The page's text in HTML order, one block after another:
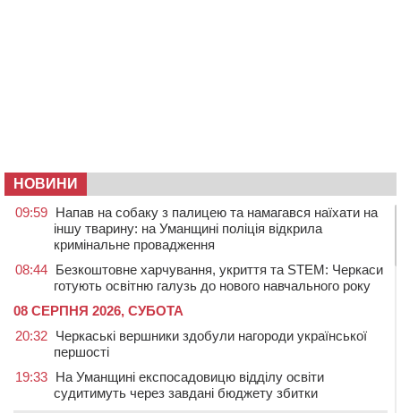
НОВИНИ
09:59 Напав на собаку з палицею та намагався наїхати на
іншу тварину: на Уманщині поліція відкрила
кримінальне провадження
08:44 Безкоштовне харчування, укриття та STEM: Черкаси
готують освітню галузь до нового навчального року
08 СЕРПНЯ 2026, СУБОТА
20:32 Черкаські вершники здобули нагороди української
першості
19:33 На Уманщині експосадовицю відділу освіти
судитимуть через завдані бюджету збитки